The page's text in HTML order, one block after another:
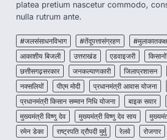
platea pretium nascetur commodo,
nulla rutrum ante.
#जलसंसाधनविभाग #तेंदूपत्तासंग्रहण #मुलाकातकक्ष
आकाशीय बिजली
उत्तराखंड एडवाइजरी किसानों
छत्तीसगढ़सरकार
जनकल्याणकारी जिलाप्रशासन
नक्सलियों
पीएम मोदी प्रधानमंत्री आवास योजना
प्रधानमंत्री किसान सम्मान निधि योजना
बाइक सवार
मुख्यमंत्री विष्णु देव
मुख्यमंत्री विष्णु देव साय
रमेन डेका
राष्ट्रपति द्रौपदी मुर्मु रेलवे रोजगार